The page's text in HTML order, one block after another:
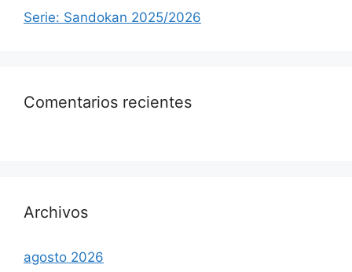
Serie: Sandokan 2025/2026
Comentarios recientes
Archivos
agosto 2026